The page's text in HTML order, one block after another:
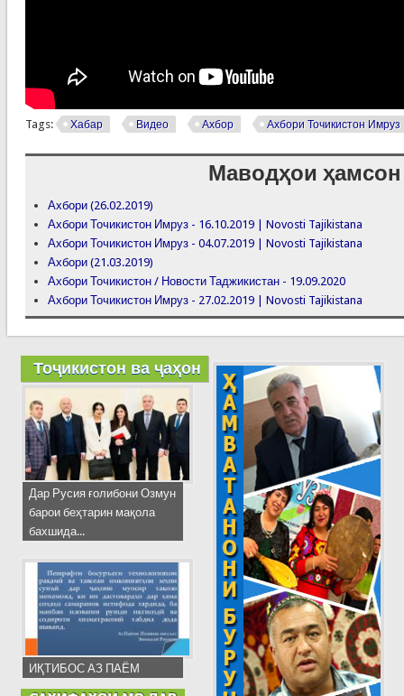
Tags: Хабар Видео Ахбор Ахбори Точикистон Имруз
Маводҳои ҳамсон
Ахбори (26.02.2019)
Ахбори Точикистон Имруз - 16.10.2019 | Novosti Tajikistana
Ахбори Точикистон Имруз - 04.07.2019 | Novosti Tajikistana
Ахбори (21.03.2019)
Ахбори Точикистон / Новости Таджикистан - 19.09.2020
Ахбори Точикистон Имруз - 27.02.2019 | Novosti Tajikistana
Тоҷикистон ва ҷаҳон
Дар Русия ғолибони Озмун
барои беҳтарин мақола
бахшида...
ИҚТИБОС АЗ ПАЁМ